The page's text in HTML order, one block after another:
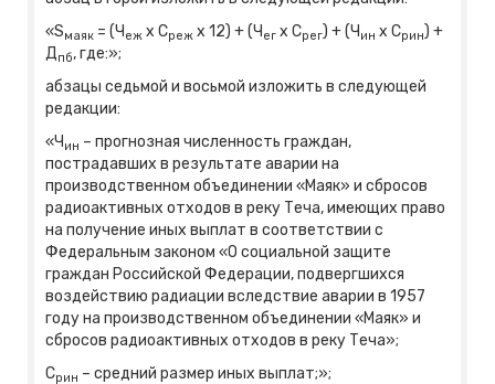
«Sмаяк = (Ч еж x Среж x 12) + (Ч ег x Срег) + (Ч ин x Срин) +
Дпб, где:»;
абзацы седьмой и восьмой изложить в следующей
редакции:
«Ч ин – прогнозная численность граждан,
пострадавших в результате аварии на
производственном объединении «Маяк» и сбросов
радиоактивных отходов в реку Теча, имеющих право
на получение иных выплат в соответствии с
Федеральным законом «О социальной защите
граждан Российской Федерации, подвергшихся
воздействию радиации вследствие аварии в 1957
году на производственном объединении «Маяк» и
сбросов радиоактивных отходов в реку Теча»;
Срин – средний размер иных выплат;»;